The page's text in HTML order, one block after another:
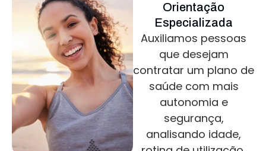
Orientação
Especializada
Auxiliamos pessoas
que desejam
contratar um plano de
saúde com mais
autonomia e
segurança,
analisando idade,